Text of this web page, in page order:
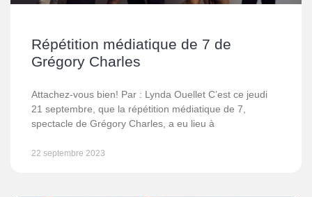
Répétition médiatique de 7 de
Grégory Charles
Attachez-vous bien! Par : Lynda Ouellet C’est ce jeudi
21 septembre, que la répétition médiatique de 7,
spectacle de Grégory Charles, a eu lieu à
22 septembre 2023